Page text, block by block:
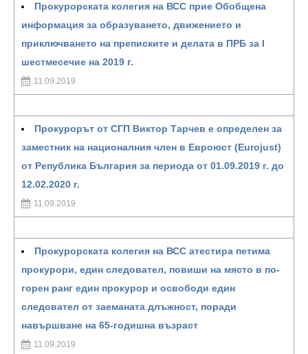
Прокурорската колегия на ВСС прие Обобщена
информация за образуването, движението и
приключването на преписките и делата в ПРБ за I
шестмесечие на 2019 г.
11.09.2019
Прокурорът от СГП Виктор Тарчев е определен за
заместник на националния член в Евроюст (Eurojust)
от Република България за периода от 01.09.2019 г. до
12.02.2020 г.
11.09.2019
Прокурорската колегия на ВСС атестира петима
прокурори, един следовател, повиши на място в по-
горен ранг един прокурор и освободи един
следовател от заеманата длъжност, поради
навършване на 65-годишна възраст
11.09.2019